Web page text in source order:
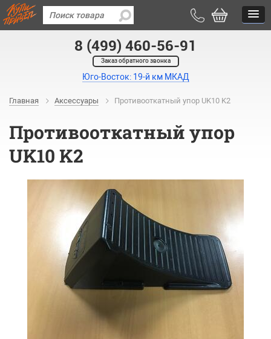
8 (499) 460-56-91
Заказ обратного звонка
Юго-Восток: 19-й км МКАД
Главная Аксессуары Противооткатный упор UK10 K2
Противооткатный упор
UK10 K2